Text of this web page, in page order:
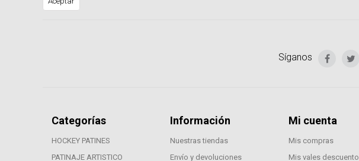
Síganos
Categorías
HOCKEY PATINES
PATINAJE ARTISTICO
Información
Nuestras tiendas
Envío y devoluciones
Mi cuenta
Mis compras
Mis vales descuento